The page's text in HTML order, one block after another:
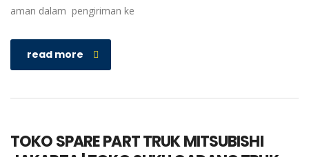
aman dalam pengiriman ke
read more
TOKO SPARE PART TRUK MITSUBISHI